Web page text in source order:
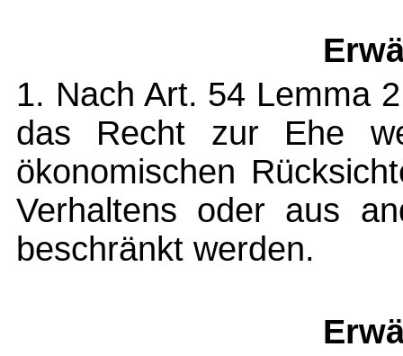
1. Nach Art. 54 Lemma
das Recht zur Ehe
ökonomischen
Verhaltens oder aus
beschränkt werden.